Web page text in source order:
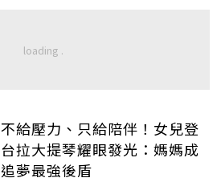
不給壓力、只給陪伴！女兒登
台拉大提琴耀眼發光：媽媽成
追夢最強後盾